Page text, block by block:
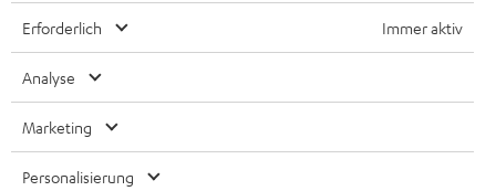
Erforderlich Immer aktiv
Analyse
Marketing
Personalisierung